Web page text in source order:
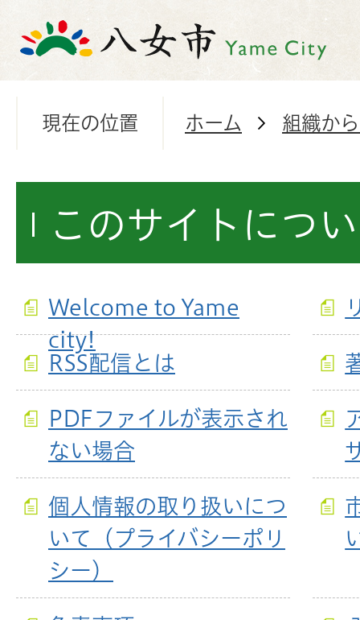
現在の位置 ホーム 組織か
このサイトにつ
Welcome to Yame
city!
RSS配信とは
PDFファイルが表示され
ない場合
個人情報の取り扱いにつ
いて（プライバシーポリ
シー）